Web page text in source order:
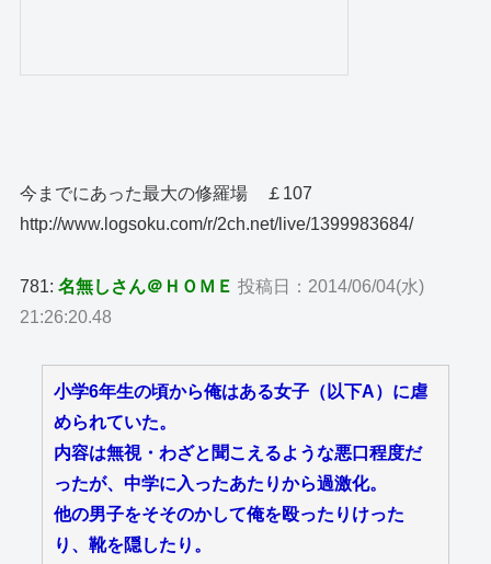
今までにあった最大の修羅場 ￡107
http://www.logsoku.com/r/2ch.net/live/1399983684/
781:名無しさん＠ＨＯＭＥ 投稿日：2014/06/04(水)
21:26:20.48
小学6年生の頃から俺はある女子（以下A）に虐
められていた。
内容は無視・わざと聞こえるような悪口程度だ
ったが、中学に入ったあたりから過激化。
他の男子をそそのかして俺を殴ったりけった
り、靴を隠したり。